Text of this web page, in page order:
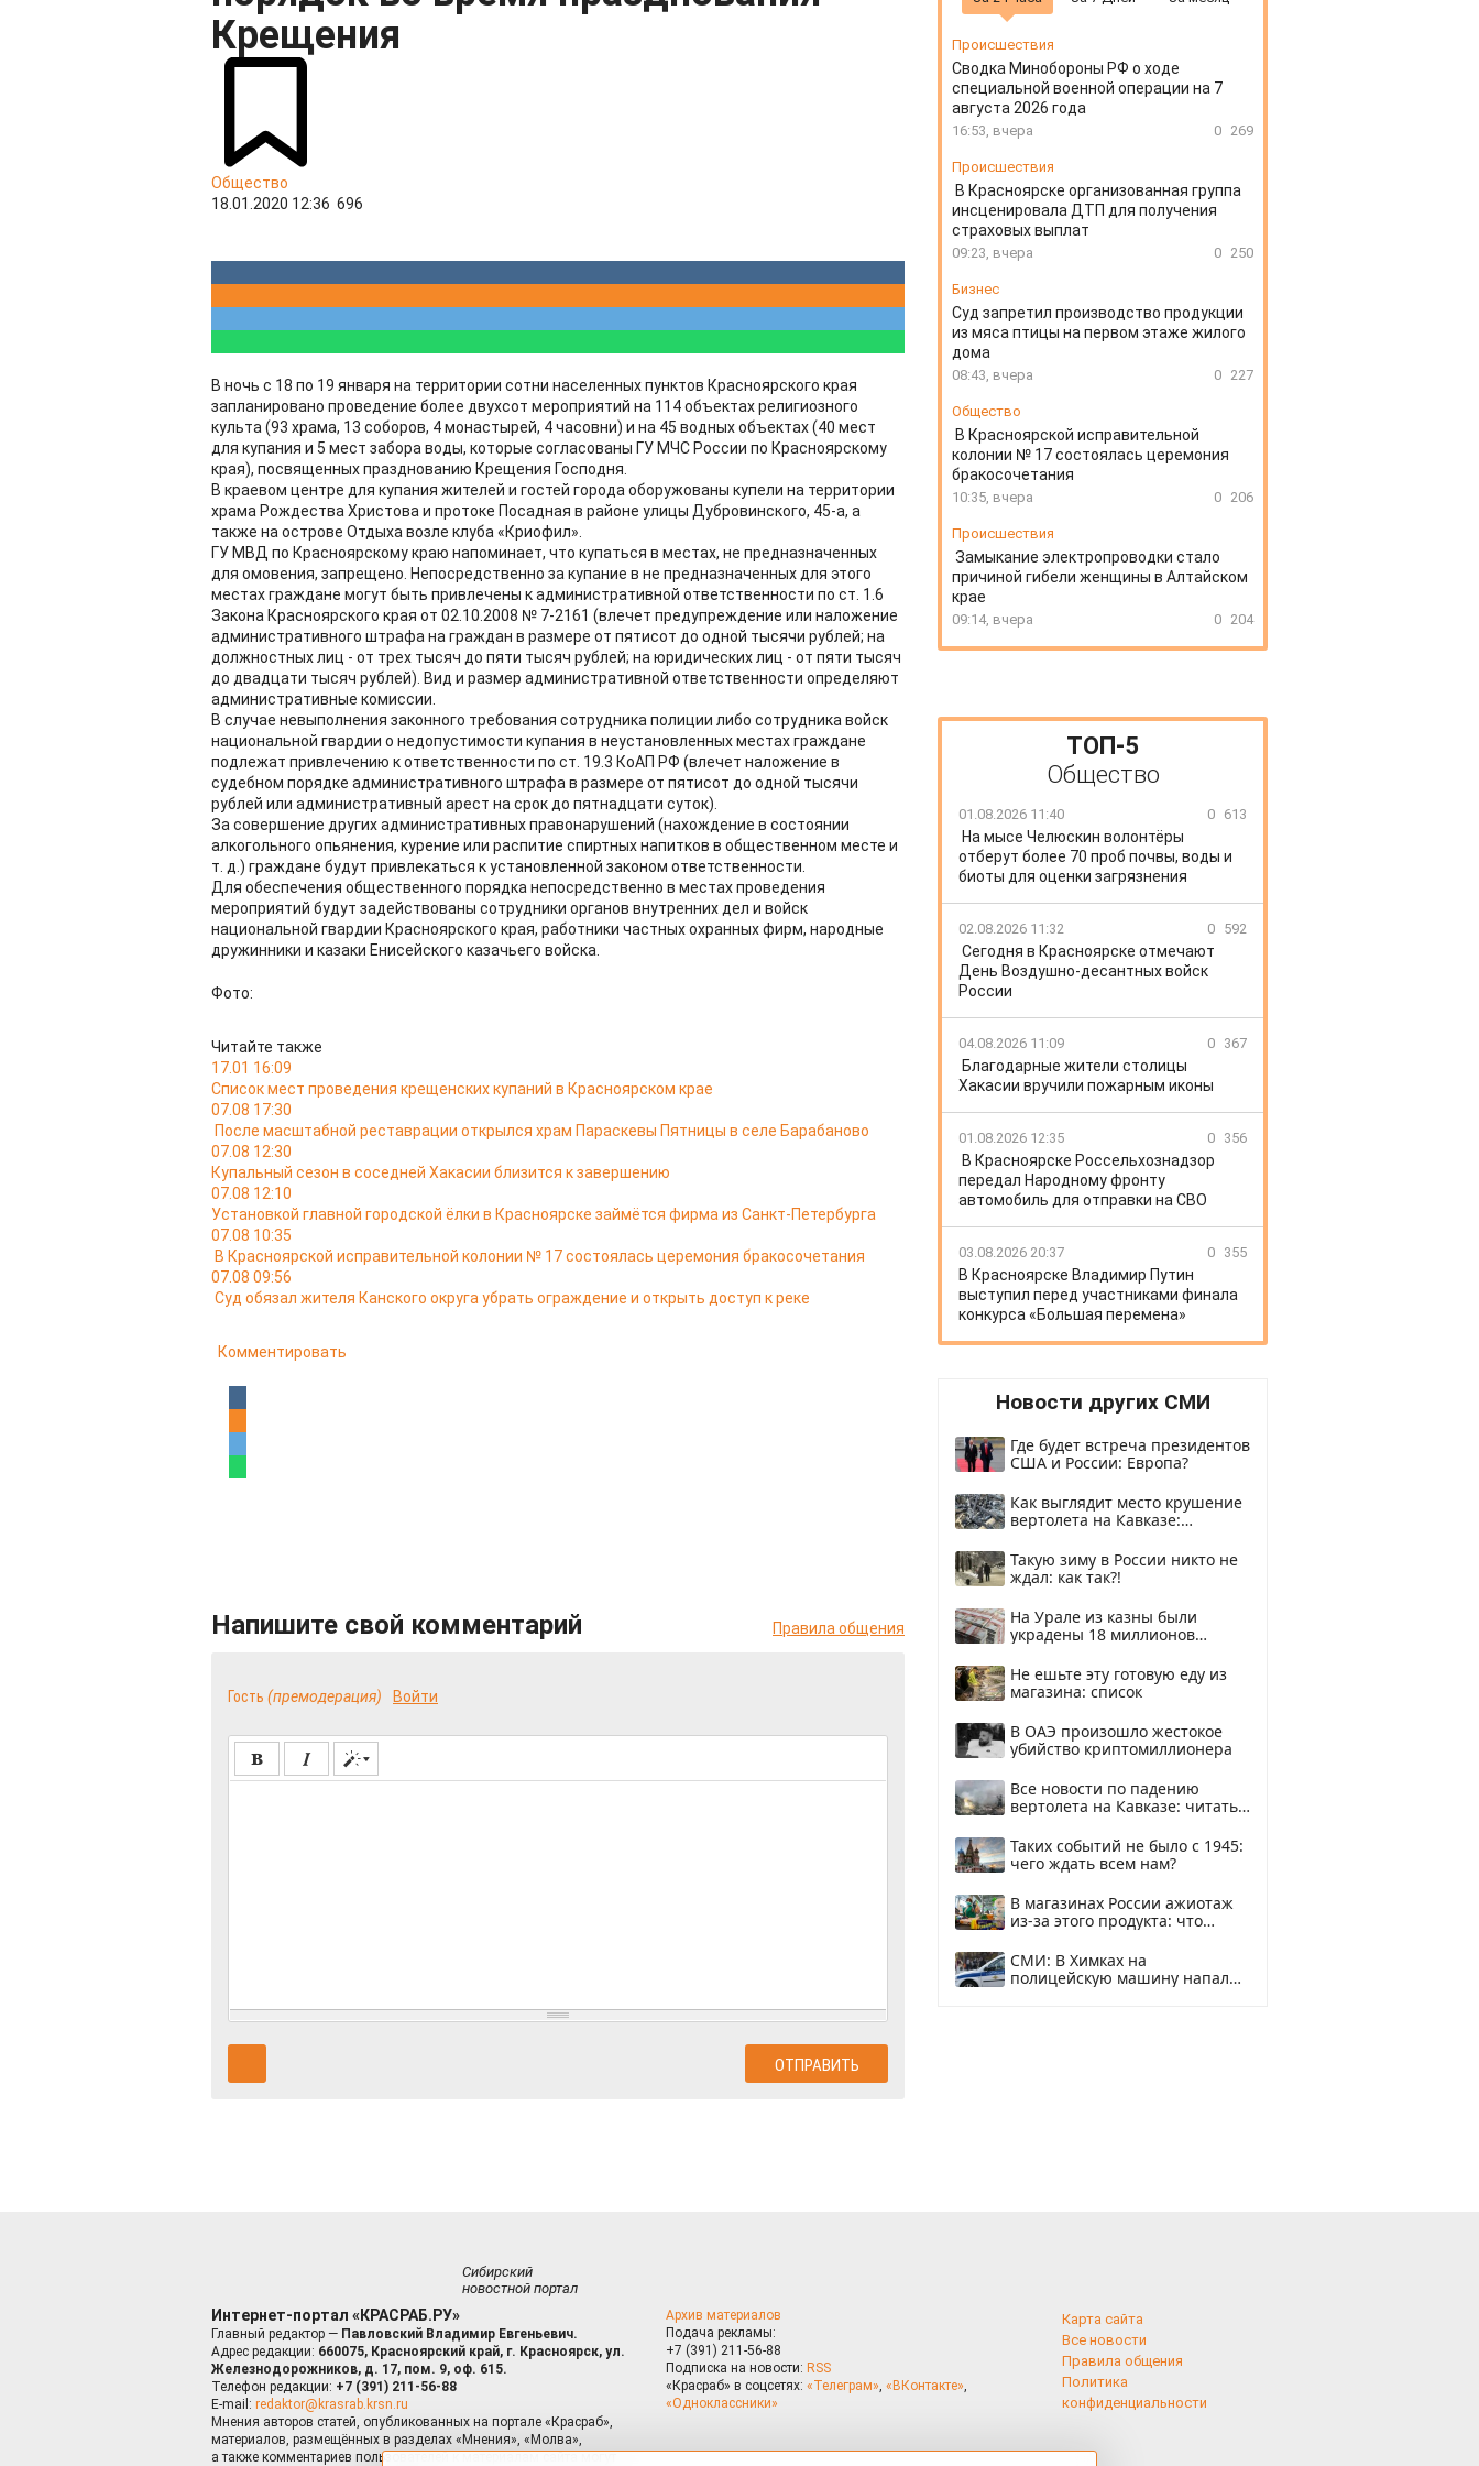
Крещения
Общество
18.01.2020 12:36 696
В ночь с 18 по 19 января на территории сотни населенных пунктов Красноярского края
запланировано проведение более двухсот мероприятий на 114 объектах религиозного
культа (93 храма, 13 соборов, 4 монастырей, 4 часовни) и на 45 водных объектах (40 мест
для купания и 5 мест забора воды, которые согласованы ГУ МЧС России по Красноярскому
края), посвященных празднованию Крещения Господня.
В краевом центре для купания жителей и гостей города оборужованы купели на территории
храма Рождества Христова и протоке Посадная в районе улицы Дубровинского, 45-а, а
также на острове Отдыха возле клуба «Криофил».
ГУ МВД по Красноярскому краю напоминает, что купаться в местах, не предназначенных
для омовения, запрещено. Непосредственно за купание в не предназначенных для этого
местах граждане могут быть привлечены к административной ответственности по ст. 1.6
Закона Красноярского края от 02.10.2008 № 7-2161 (влечет предупреждение или наложение
административного штрафа на граждан в размере от пятисот до одной тысячи рублей; на
должностных лиц - от трех тысяч до пяти тысяч рублей; на юридических лиц - от пяти тысяч
до двадцати тысяч рублей). Вид и размер административной ответственности определяют
административные комиссии.
В случае невыполнения законного требования сотрудника полиции либо сотрудника войск
национальной гвардии о недопустимости купания в неустановленных местах граждане
подлежат привлечению к ответственности по ст. 19.3 КоАП РФ (влечет наложение в
судебном порядке административного штрафа в размере от пятисот до одной тысячи
рублей или административный арест на срок до пятнадцати суток).
За совершение других административных правонарушений (нахождение в состоянии
алкогольного опьянения, курение или распитие спиртных напитков в общественном месте и
т. д.) граждане будут привлекаться к установленной законом ответственности.
Для обеспечения общественного порядка непосредственно в местах проведения
мероприятий будут задействованы сотрудники органов внутренних дел и войск
национальной гвардии Красноярского края, работники частных охранных фирм, народные
дружинники и казаки Енисейского казачьего войска.
Фото:
Читайте также
17.01 16:09
Список мест проведения крещенских купаний в Красноярском крае
07.08 17:30
После масштабной реставрации открылся храм Параскевы Пятницы в селе Барабаново
07.08 12:30
Купальный сезон в соседней Хакасии близится к завершению
07.08 12:10
Установкой главной городской ёлки в Красноярске займётся фирма из Санкт-Петербурга
07.08 10:35
В Красноярской исправительной колонии № 17 состоялась церемония бракосочетания
07.08 09:56
Суд обязал жителя Канского округа убрать ограждение и открыть доступ к реке
Комментировать
Напишите свой комментарий Правила общения
Гость (премодерация) Войти
Происшествия
Сводка Минобороны РФ о ходе
специальной военной операции на 7
августа 2026 года
16:53, вчера 0 269
Происшествия
В Красноярске организованная группа
инсценировала ДТП для получения
страховых выплат
09:23, вчера 0 250
Бизнес
Суд запретил производство продукции
из мяса птицы на первом этаже жилого
дома
08:43, вчера 0 227
Общество
В Красноярской исправительной
колонии № 17 состоялась церемония
бракосочетания
10:35, вчера 0 206
Происшествия
Замыкание электропроводки стало
причиной гибели женщины в Алтайском
крае
09:14, вчера 0 204
ТОП-5
Общество
01.08.2026 11:40 0 613
На мысе Челюскин волонтёры
отберут более 70 проб почвы, воды и
биоты для оценки загрязнения
02.08.2026 11:32 0 592
Сегодня в Красноярске отмечают
День Воздушно-десантных войск
России
04.08.2026 11:09 0 367
Благодарные жители столицы
Хакасии вручили пожарным иконы
01.08.2026 12:35 0 356
В Красноярске Россельхознадзор
передал Народному фронту
автомобиль для отправки на СВО
03.08.2026 20:37 0 355
В Красноярске Владимир Путин
выступил перед участниками финала
конкурса «Большая перемена»
Новости других СМИ
Где будет встреча президентов
США и России: Европа?
Как выглядит место крушение
вертолета на Кавказе:
Такую зиму в России никто не
ждал: как так?!
На Урале из казны были
украдены 18 миллионов
Не ешьте эту готовую еду из
магазина: список
В ОАЭ произошло жестокое
убийство криптомиллионера
Все новости по падению
вертолета на Кавказе: читать
Таких событий не было с 1945:
чего ждать всем нам?
В магазинах России ажиотаж
из-за этого продукта: что
СМИ: В Химках на
полицейскую машину напали
Сибирский
новостной портал
Интернет-портал «КРАСРАБ.РУ»
Главный редактор — Павловский Владимир Евгеньевич.
Адрес редакции: 660075, Красноярский край, г. Красноярск, ул.
Железнодорожников, д. 17, пом. 9, оф. 615.
Телефон редакции: +7 (391) 211-56-88
E-mail: redaktor@krasrab.krsn.ru
Мнения авторов статей, опубликованных на портале «Красраб»,
материалов, размещённых в разделах «Мнения», «Молва»,
а также комментариев пользователей к материалам сайта могут
Архив материалов
Подача рекламы:
+7 (391) 211-56-88
Подписка на новости: RSS
«Красраб» в соцсетях: «Телеграм», «ВКонтакте»,
«Одноклассники»
Карта сайта
Все новости
Правила общения
Политика
конфиденциальности